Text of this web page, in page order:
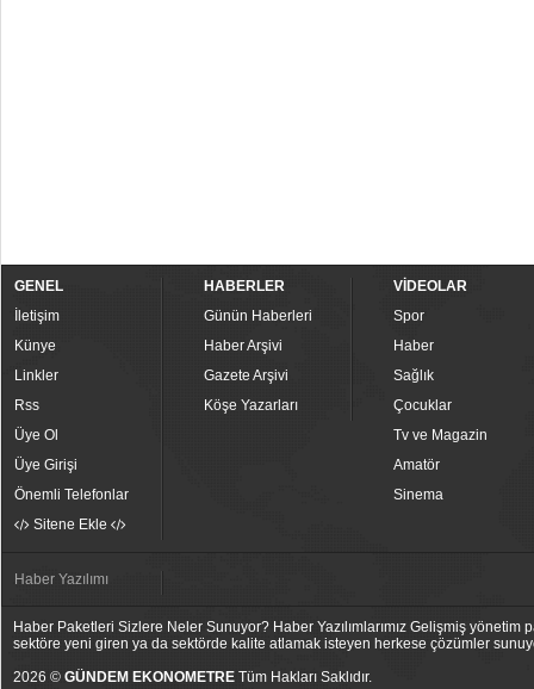
GENEL
İletişim
Künye
Linkler
Rss
Üye Ol
Üye Girişi
Önemli Telefonlar
Sitene Ekle
HABERLER
Günün Haberleri
Haber Arşivi
Gazete Arşivi
Köşe Yazarları
VİDEOLAR
Spor
Haber
Sağlık
Çocuklar
Tv ve Magazin
Amatör
Sinema
Haber Yazılımı
Haber Paketleri Sizlere Neler Sunuyor? Haber Yazılımlarımız Gelişmiş
sektöre yeni giren ya da sektörde kalite atlamak isteyen herkese çözümler
2026 © GÜNDEM EKONOMETRE Tüm Hakları Saklıdır.